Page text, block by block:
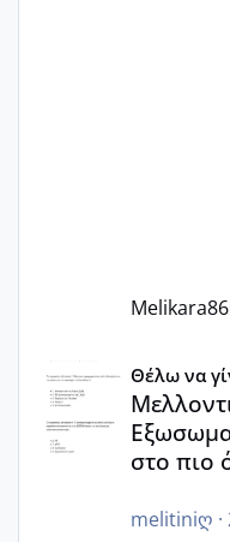
Melikara86
Μελλοντικές
Θέλω να
στο πιο
melitiniღ ·